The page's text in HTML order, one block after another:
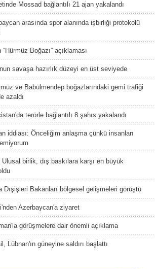
Mossad bağlantılı 21 ajan yakalandı
arasında spor alanında işbirliği protokolü
Boğazı” açıklaması
savaşa hazırlık düzeyi en üst seviyede
ve Babülmendep boğazlarındaki gemi trafiği
azaldı
terörle bağlantılı 8 şahıs yakalandı
iddiası: Önceliğim anlaşma çünkü insanları
birlik, dış baskılara karşı en büyük
Dışişleri Bakanları bölgesel gelişmeleri görüştü
Azerbaycan'a ziyaret
görüşmelere dair önemli açıklama
Lübnan'ın güneyine saldırı başlattı